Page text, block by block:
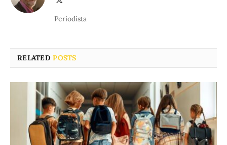
Periodista
RELATEDPOSTS